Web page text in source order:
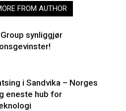
FROM AUTHOR
synliggjør
i Sandvika – Norges
eneste hub for